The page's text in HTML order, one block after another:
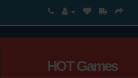
HOT Games